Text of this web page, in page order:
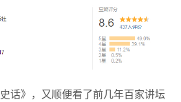
史话》，又顺便看了前几年百家讲坛